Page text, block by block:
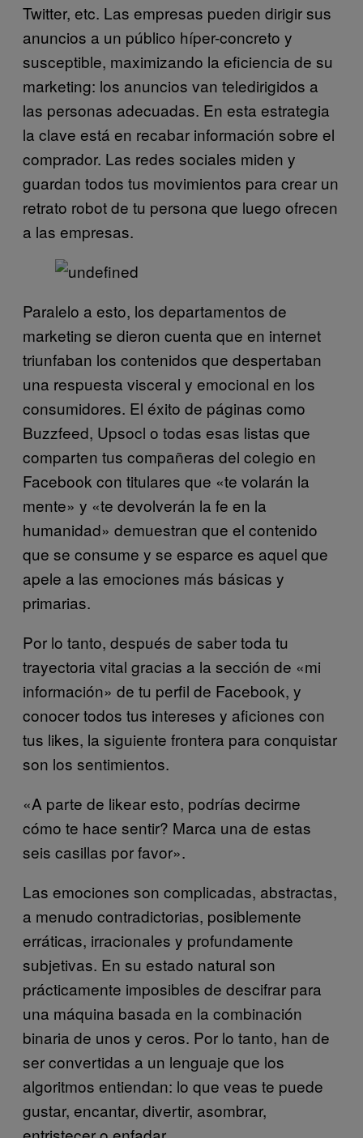
Twitter, etc. Las empresas pueden dirigir sus
anuncios a un público híper-concreto y
susceptible, maximizando la eficiencia de su
marketing: los anuncios van teledirigidos a
las personas adecuadas. En esta estrategia
la clave está en recabar información sobre el
comprador. Las redes sociales miden y
guardan todos tus movimientos para crear un
retrato robot de tu persona que luego ofrecen
a las empresas.
Paralelo a esto, los departamentos de
marketing se dieron cuenta que en internet
triunfaban los contenidos que despertaban
una respuesta visceral y emocional en los
consumidores. El éxito de páginas como
Buzzfeed, Upsocl o todas esas listas que
comparten tus compañeras del colegio en
Facebook con titulares que «te volarán la
mente» y «te devolverán la fe en la
humanidad» demuestran que el contenido
que se consume y se esparce es aquel que
apele a las emociones más básicas y
primarias.
Por lo tanto, después de saber toda tu
trayectoria vital gracias a la sección de «mi
información» de tu perfil de Facebook, y
conocer todos tus intereses y aficiones con
tus likes, la siguiente frontera para conquistar
son los sentimientos.
«A parte de likear esto, podrías decirme
cómo te hace sentir? Marca una de estas
seis casillas por favor».
Las emociones son complicadas, abstractas,
a menudo contradictorias, posiblemente
erráticas, irracionales y profundamente
subjetivas. En su estado natural son
prácticamente imposibles de descifrar para
una máquina basada en la combinación
binaria de unos y ceros. Por lo tanto, han de
ser convertidas a un lenguaje que los
algoritmos entiendan: lo que veas te puede
gustar, encantar, divertir, asombrar,